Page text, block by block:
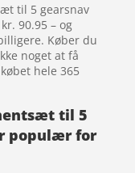
til 5 gearsnav
90.95 – og
Køber du
noget at få
hele 365
til 5
populær for